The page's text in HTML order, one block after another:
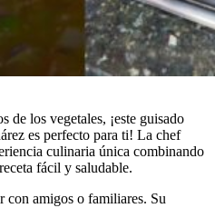
de los vegetales, ¡este guisado
es perfecto para ti! La chef
culinaria única combinando
fácil y saludable.
con amigos o familiares. Su